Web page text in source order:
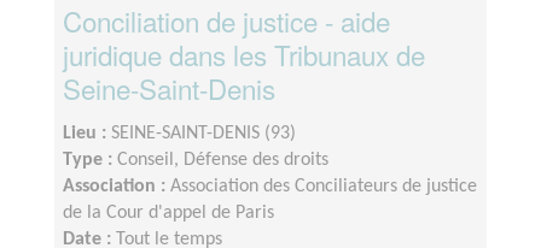
Conciliation de justice - aide
juridique dans les Tribunaux de
Seine-Saint-Denis
Lieu : SEINE-SAINT-DENIS (93)
Type : Conseil, Défense des droits
Association : Association des Conciliateurs de justice
de la Cour d'appel de Paris
Date :
Tout le temps